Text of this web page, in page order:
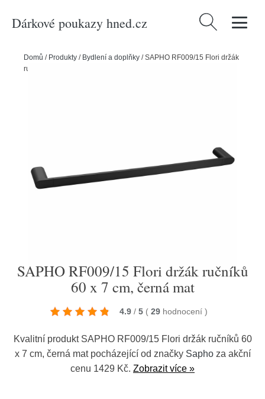
Dárkové poukazy hned.cz Vyhledávání
Domů / Produkty / Bydlení a doplňky /SAPHO RF009/15 Flori držák
ručníků 60 x 7 cm, černá mat
SAPHO RF009/15 Flori držák ručníků
60 x 7 cm, černá mat
4.9 / 5 ( 29 hodnocení )
Kvalitní produkt SAPHO RF009/15 Flori držák ručníků 60
x 7 cm, černá mat pocházející od značky Saphoza akční
cenu 1429 Kč. Zobrazit více »